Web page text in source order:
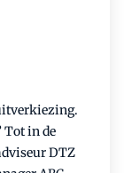
Tot in de
DTZ